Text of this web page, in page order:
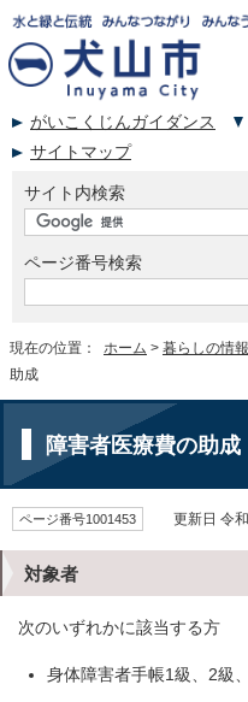
がいこくじんガイダンス
サイトマップ
サイト内検索
ページ番号検索
現在の位置： ホーム > 暮らしの情報
助成
障害者医療費の助成
ページ番号1001453 更新日 令和
対象者
次のいずれかに該当する方
身体障害者手帳1級、2級